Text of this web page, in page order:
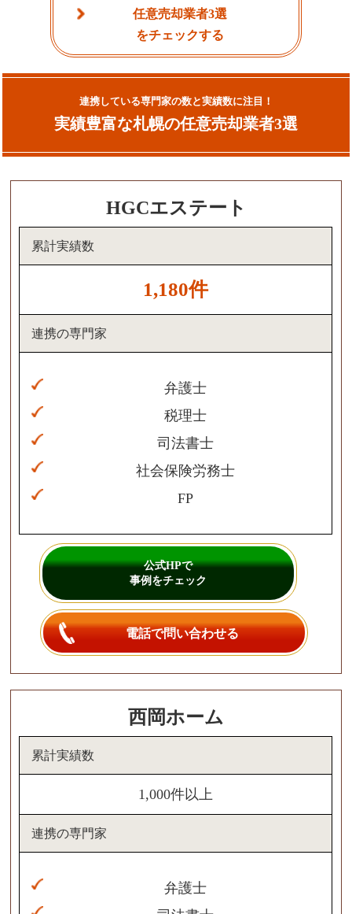
任意売却業者3選
をチェックする
連携している専門家の数と実績数に注目！
実績豊富な札幌の任意売却業者3選
HGCエステート
累計実績数
1,180件
連携の専門家
弁護士
税理士
司法書士
社会保険労務士
FP
公式HPで
事例をチェック
電話で問い合わせる
西岡ホーム
累計実績数
1,000件以上
連携の専門家
弁護士